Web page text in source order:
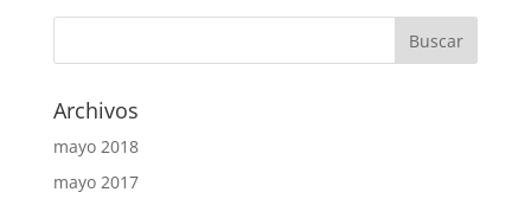
Archivos
mayo 2018
mayo 2017